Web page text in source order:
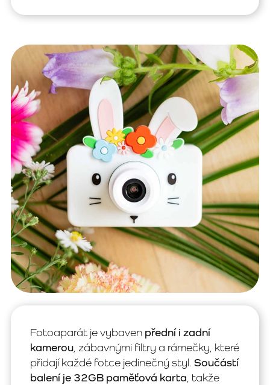
Fotoaparát je vybaven přední i zadní
kamerou , zábavnými filtry a rámečky, které
přidají každé fotce jedinečný styl. Součástí
balení je 32GB paměťová karta , takže